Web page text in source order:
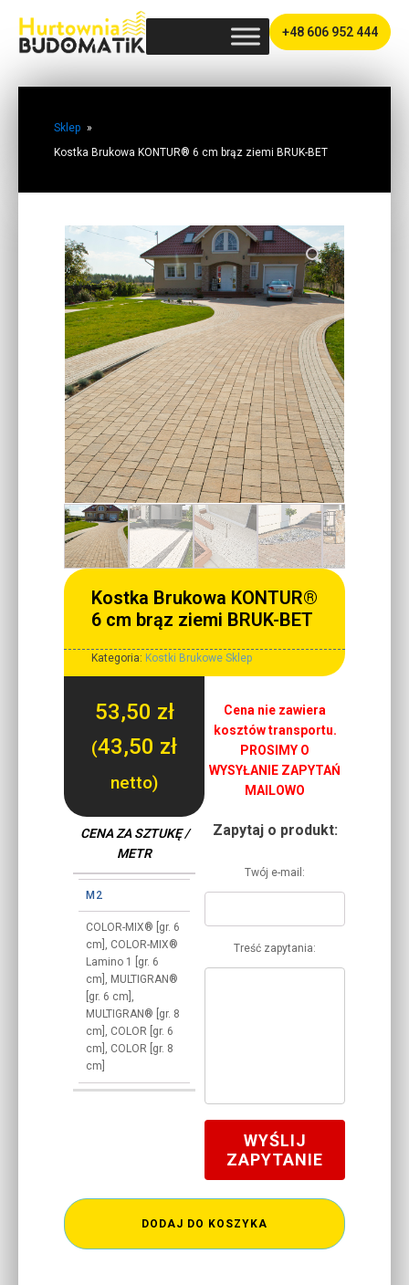
+48 606 952 444
Sklep »
Kostka Brukowa KONTUR® 6 cm brąz ziemi BRUK-BET
Kostka Brukowa KONTUR®
6 cm brąz ziemi BRUK-BET
Kategoria: Kostki Brukowe Sklep
53,50 zł
(43,50 zł
netto)
CENA ZA SZTUKĘ /
METR
M2
COLOR-MIX® [gr. 6
cm], COLOR-MIX®
Lamino 1 [gr. 6
cm], MULTIGRAN®
[gr. 6 cm],
MULTIGRAN® [gr. 8
cm], COLOR [gr. 6
cm], COLOR [gr. 8
cm]
Cena nie zawiera
kosztów transportu.
PROSIMY O
WYSYŁANIE ZAPYTAŃ
MAILOWO
Zapytaj o produkt:
Twój e-mail:
Treść zapytania:
WYŚLIJ
ZAPYTANIE
DODAJ DO KOSZYKA